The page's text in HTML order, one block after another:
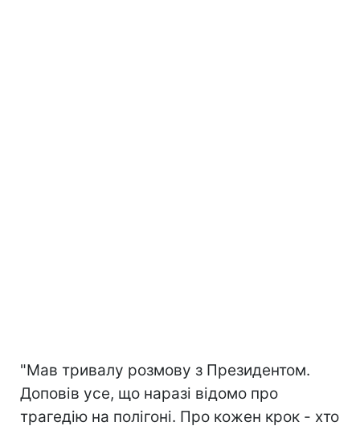
"Мав тривалу розмову з Президентом.
Доповів усе, що наразі відомо про
трагедію на полігоні. Про кожен крок - хто